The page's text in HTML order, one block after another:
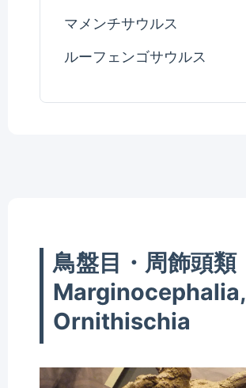
マメンチサウルス
ルーフェンゴサウルス
鳥盤目・周飾頭類
Marginocephalia,
Ornithischia